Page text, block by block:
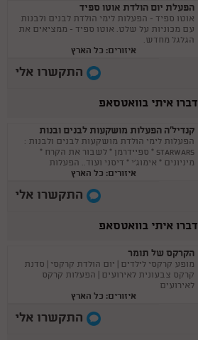
הפעלת יום הולדת אוטו ספיד
אוטו ספיד - הפעלות לימי הולדת לבנים ולבנות
עם מכוניות על שלט. אוטו ספיד - ממציאים את
הגלגל מחדש.
איזורים: כל הארץ
התקשרו אלי
דברו איתי בוואטסאפ
קנדיל'ה הפעלות מושקעות לבנים ובנות
הפעלות לימי הולדת מושקעות לבנים ולבנות :
STARWARS * ספיידרמן * לשבור את הקרח *
מיניונים * אימוג'י * דיסני ועוד.. הפעלות
מותאמות ליום הולדת לבנים וגם לבנות.
איזורים: כל הארץ
התקשרו אלי
דברו איתי בוואטסאפ
הקרקס של תומר
מופע קרקסי לילדים | יום הולדת קרקסי | סדנת
קרקס צבעונית לאירועים | הפעלות קרקס
לאירועים
איזורים: כל הארץ
התקשרו אלי